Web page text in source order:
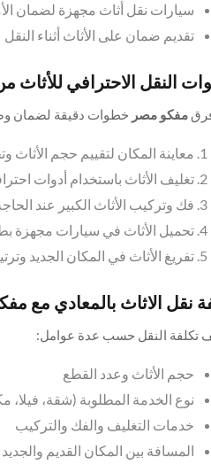
سيارات نقل أثاث مجهزة لضمان
تقديم ضمان على الأثاث أثناء النقل
النقل الاحترافي للأثاث
مفكو مصر خطوات دقيقة لضمان
معاينة المكان لتقييم حجم الأثاث
تغليف الأثاث باستخدام أدوات
فك وتركيب الأثاث الكبير عند
تحميل الأثاث في سيارات مجهزة
تفريغ الأثاث في المكان الجديد
نقل الاثاث بالمعادي مع
تكلفة النقل حسب عدة عوامل:
حجم الأثاث وعدد القطع
نوع الخدمة المطلوبة (شقة، فيلا،
خدمات التغليف والفك والتركيب
المسافة بين المكان القديم والجديد